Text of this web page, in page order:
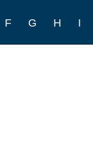
F G H I